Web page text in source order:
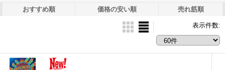
おすすめ順 価格の安い順 売れ筋順
表示件数: